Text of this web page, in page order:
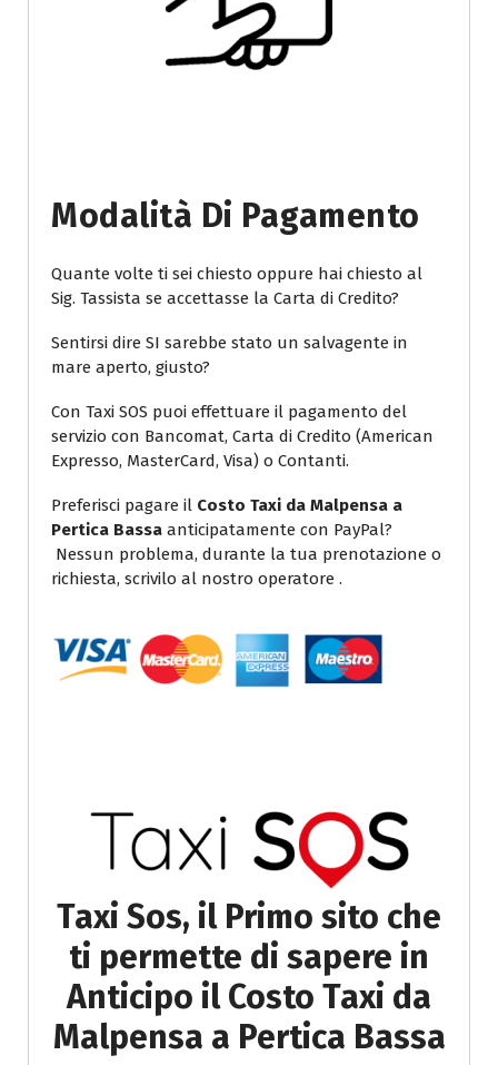
Modalità Di Pagamento
Quante volte ti sei chiesto oppure hai chiesto al
Sig. Tassista se accettasse la Carta di Credito?
Sentirsi dire SI sarebbe stato un salvagente in
mare aperto, giusto?
Con Taxi SOS puoi effettuare il pagamento del
servizio con Bancomat, Carta di Credito (American
Expresso, MasterCard, Visa) o Contanti.
Preferisci pagare il Costo Taxi da Malpensa a
Pertica Bassa anticipatamente con PayPal?
Nessun problema, durante la tua prenotazione o
richiesta, scrivilo al nostro operatore .
Taxi Sos, il Primo sito che
ti permette di sapere in
Anticipo il Costo Taxi da
Malpensa a Pertica Bassa